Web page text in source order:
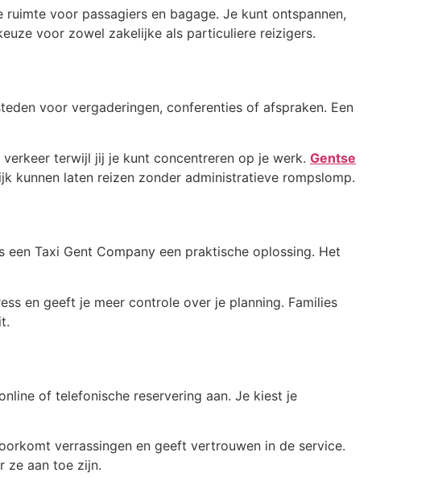
voor passagiers en bagage. Je kunt ontspannen,
voor zowel zakelijke als particuliere reizigers.
voor vergaderingen, conferenties of afspraken. Een
terwijl jij je kunt concentreren op je werk. Gentse
kunnen laten reizen zonder administratieve rompslomp.
Taxi Gent Company een praktische oplossing. Het
en geeft je meer controle over je planning. Families
of telefonische reservering aan. Je kiest je
verrassingen en geeft vertrouwen in de service.
ze aan toe zijn.